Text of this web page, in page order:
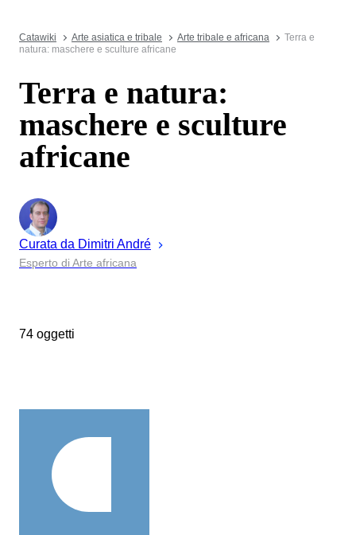
Catawiki Arte asiatica e tribale Arte tribale e africana
Terra e
natura: maschere e sculture africane
Terra e natura:
maschere e sculture
africane
Curata da Dimitri André
Esperto di Arte africana
74 oggetti